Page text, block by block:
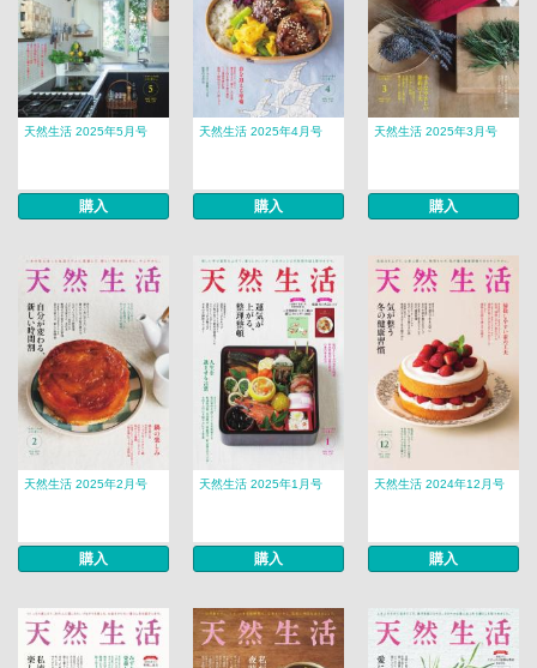
天然生活 2025年5月号
購入
天然生活 2025年4月号
購入
天然生活 2025年3月号
購入
天然生活 2025年2月号
購入
天然生活 2025年1月号
購入
天然生活 2024年12月号
購入